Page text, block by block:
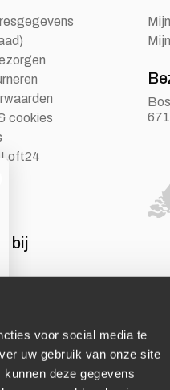
voor social media te
uw gebruik van onze site
deze gegevens
cookies
bij